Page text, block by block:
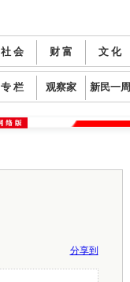
社 会 财 富 文 化
专 栏 观察家 新民一周
分享到